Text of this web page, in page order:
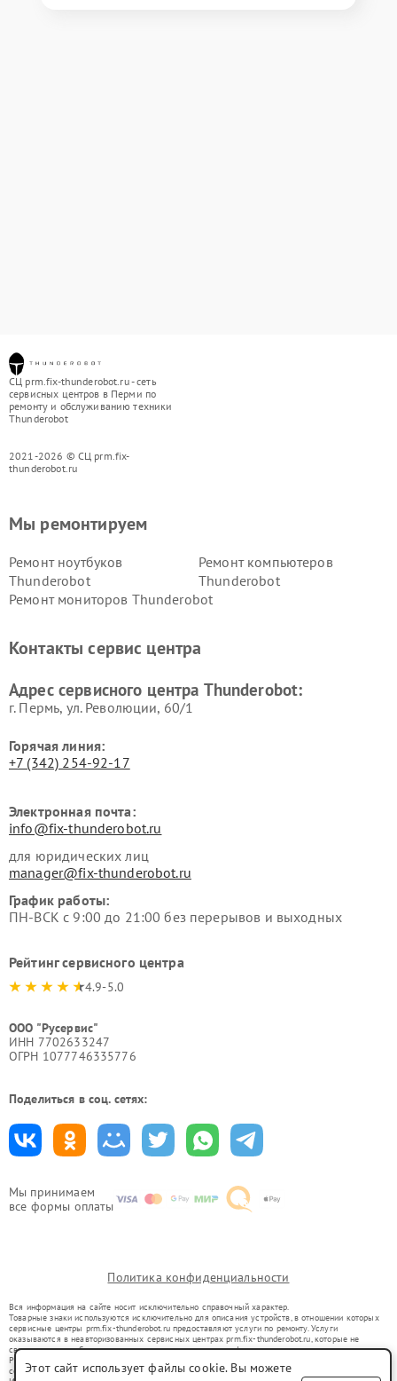
СЦ prm.fix-thunderobot.ru - сеть
сервисных центров в Перми по
ремонту и обслуживанию техники
Thunderobot
2021-2026 © СЦ prm.fix-
thunderobot.ru
Мы принимаем
все формы оплаты
Мы ремонтируем
Ремонт ноутбуков
Thunderobot
Ремонт компьютеров
Thunderobot
Ремонт мониторов Thunderobot
Контакты сервис центра
Адрес сервисного центра Thunderobot:
г. Пермь, ул. ​Революции, 60/1
Горячая линия:
+7 (342) 254-92-17
Электронная почта:
info@fix-thunderobot.ru
для юридических лиц
manager@fix-thunderobot.ru
График работы:
ПН-ВСК с 9:00 до 21:00 без перерывов и выходных
Рейтинг сервисного центра
4.9-5.0
ООО "Русервис"
ИНН 7702633247
ОГРН 1077746335776
Поделиться в соц. сетях:
Политика конфиденциальности
Вся информация на сайте носит исключительно справочный характер.
Товарные знаки используются исключительно для описания устройств, в отношении которых
сервисные центры prm.fix-thunderobot.ru предоставляют услуги по ремонту. Услуги
оказываются в неавторизованных сервисных центрах prm.fix-thunderobot.ru, которые не
связаны с правообладателями товарных знаков или их официальными представителями.
Ремонт осуществляется для устройств, уже введенных в гражданский оборот в соответствии
со статьей 1487 ГК РФ.
Этот сайт использует файлы cookie. Вы можете